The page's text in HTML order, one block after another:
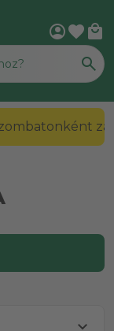
account_circlefavorite local_mall